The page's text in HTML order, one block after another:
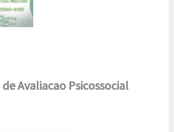
Avaliacao Psicossocial